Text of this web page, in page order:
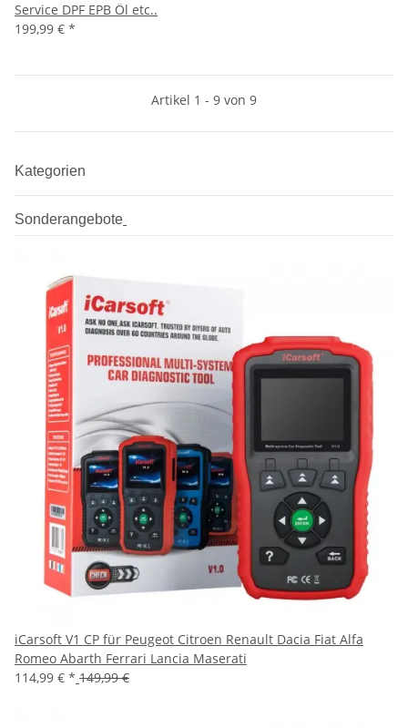
Service DPF EPB Öl etc..
199,99 € *
Artikel 1 - 9 von 9
Kategorien
Sonderangebote
iCarsoft V1 CP für Peugeot Citroen Renault Dacia Fiat Alfa
Romeo Abarth Ferrari Lancia Maserati
114,99 € * 149,99 €